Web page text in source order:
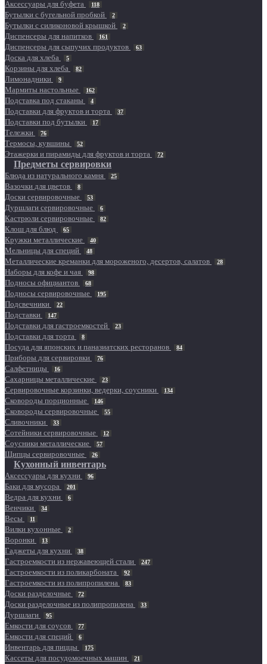
Аксессуары для буфета 118
Бутылки с бугельной пробкой 2
Бутылки с силиконовой крышкой 2
Диспенсеры для напитков 161
Диспенсеры для сыпучих продуктов 63
Доска для хлеба 5
Корзины для хлеба 82
Лимонадники 9
Мармиты настольные 162
Подставка под стаканы 4
Подставки для фруктов и торта 37
Подставки под бутылки 17
Тележки 76
Термосы, кувшины 52
Этажерки и пирамиды для фруктов и торта 72
Предметы сервировки
Блюда из натурального камня 25
Вазочки для цветов 8
Доски сервировочные 53
Дуршлаги сервировочные 6
Кастрюли сервировочные 82
Клош для блюд 65
Кружки металлические 40
Мельницы для специй 48
Металлические креманки для мороженого, десертов, салатов 28
Наборы для кофе и чая 98
Подносы официантов 68
Подносы сервировочные 195
Подсвечники 22
Подставки 147
Подставки для гастроемкостей 23
Подставки для торта 8
Посуда для японских и паназиатских ресторанов 84
Приборы для сервировки 76
Салфетницы 16
Сахарницы металлические 23
Сервировочные корзинки, ведерки, соусники 134
Сковороды порционные 146
Сковороды сервировочные 55
Сливочники 33
Сотейники сервировочные 12
Соусники металлические 57
Щипцы сервировочные 26
Кухонный инвентарь
Аксессуары для кухни 96
Баки для мусора 201
Ведра для кухни 6
Венчики 34
Весы 11
Вилки кухонные 2
Воронки 13
Гаджеты для кухни 38
Гастроемкости из нержавеющей стали 247
Гастроемкости из поликарбоната 92
Гастроемкости из полипропилена 83
Доски разделочные 72
Доски разделочные из полипропилена 33
Дуршлаги 95
Емкости для соусов 77
Емкости для специй 6
Инвентарь для пиццы 175
Кассеты для посудомоечных машин 21